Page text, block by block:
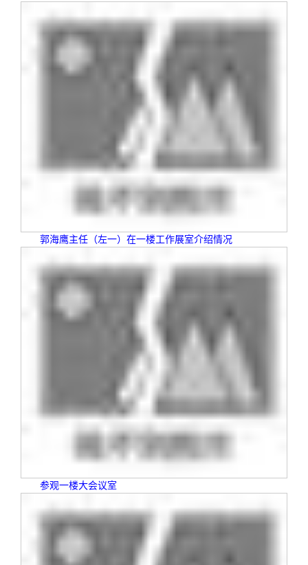
郭海鹰主任（左一）在一楼工作展室介绍情况
参观一楼大会议室